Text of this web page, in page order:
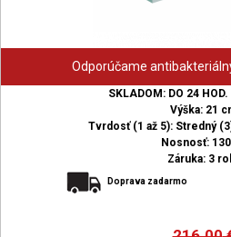
Odporúčame
SKLADOM: DO 24
Výška: 21
Tvrdosť (1 až 5): Stredný
Nosnosť:
Záruka: 3
Doprava zadarmo